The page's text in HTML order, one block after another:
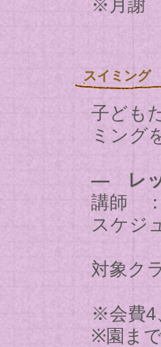
※月謝
スイミング
子ども
ミング
― レ
講師
スケ
対象ク
※会費4
※園ま